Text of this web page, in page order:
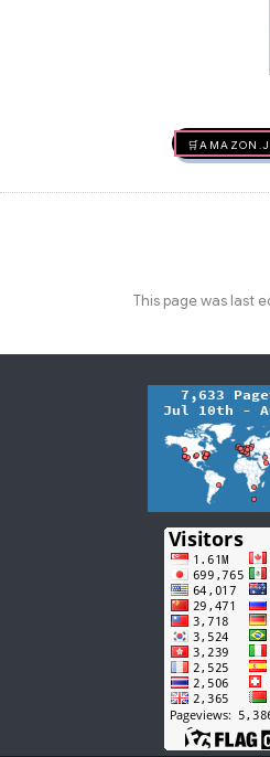
This page was last